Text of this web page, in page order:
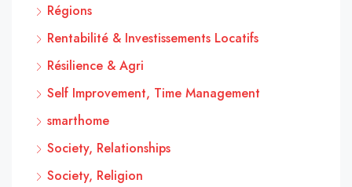
Régions
Rentabilité & Investissements Locatifs
Résilience & Agri
Self Improvement, Time Management
smarthome
Society, Relationships
Society, Religion